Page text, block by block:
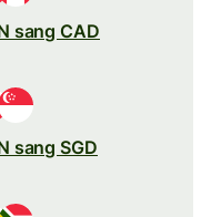
sang CAD
sang SGD